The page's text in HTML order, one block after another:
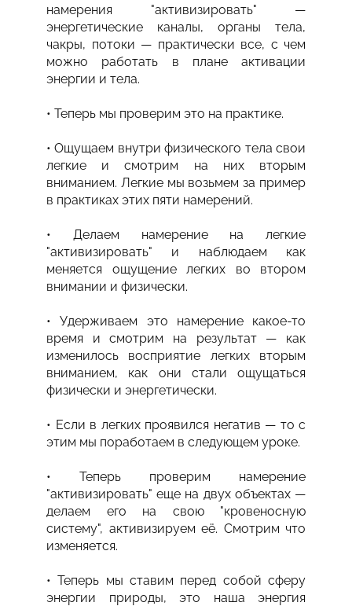
намерения "активизировать" —
энергетические каналы, органы тела,
чакры, потоки — практически все, с чем
можно работать в плане активации
энергии и тела.
• Теперь мы проверим это на практике.
• Ощущаем внутри физического тела свои
легкие и смотрим на них вторым
вниманием. Легкие мы возьмем за пример
в практиках этих пяти намерений.
• Делаем намерение на легкие
"активизировать" и наблюдаем как
меняется ощущение легких во втором
внимании и физически.
• Удерживаем это намерение какое-то
время и смотрим на результат — как
изменилось восприятие легких вторым
вниманием, как они стали ощущаться
физически и энергетически.
• Если в легких проявился негатив — то с
этим мы поработаем в следующем уроке.
• Теперь проверим намерение
"активизировать" еще на двух объектах —
делаем его на свою "кровеносную
систему", активизируем её. Смотрим что
изменяется.
• Теперь мы ставим перед собой сферу
энергии природы, это наша энергия